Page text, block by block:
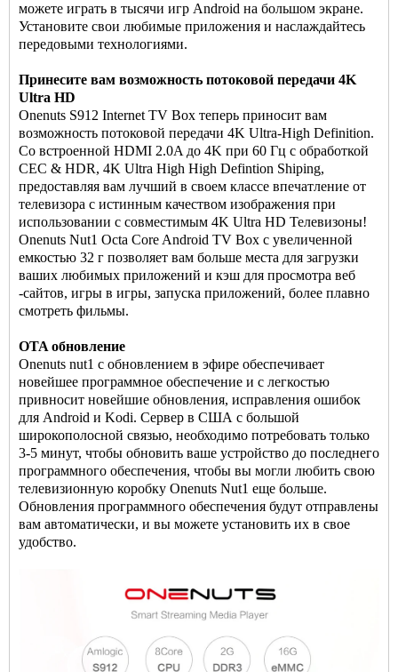
можете играть в тысячи игр Android на большом экране.
Установите свои любимые приложения и наслаждайтесь
передовыми технологиями.
Принесите вам возможность потоковой передачи 4K
Ultra HD
Onenuts S912 Internet TV Box теперь приносит вам
возможность потоковой передачи 4K Ultra-High Definition.
Со встроенной HDMI 2.0A до 4K при 60 Гц с обработкой
CEC & HDR, 4K Ultra High High Defintion Shiping,
предоставляя вам лучший в своем классе впечатление от
телевизора с истинным качеством изображения при
использовании с совместимым 4K Ultra HD Телевизоны!
Onenuts Nut1 Octa Core Android TV Box с увеличенной
емкостью 32 г позволяет вам больше места для загрузки
ваших любимых приложений и кэш для просмотра веб
-сайтов, игры в игры, запуска приложений, более плавно
смотреть фильмы.
OTA обновление
Onenuts nut1 с обновлением в эфире обеспечивает
новейшее программное обеспечение и с легкостью
привносит новейшие обновления, исправления ошибок
для Android и Kodi. Сервер в США с большой
широкополосной связью, необходимо потребовать только
3-5 минут, чтобы обновить ваше устройство до последнего
программного обеспечения, чтобы вы могли любить свою
телевизионную коробку Onenuts Nut1 еще больше.
Обновления программного обеспечения будут отправлены
вам автоматически, и вы можете установить их в свое
удобство.